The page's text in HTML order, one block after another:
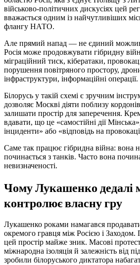
військово-політичних дискусіях цей
вважається одним із найчутливіших
флангу НАТО.
Але прямий напад — не єдиний
Росія може продовжувати гібридну
міграційний тиск, кібератаки,
порушення повітряного простору,
інфраструктури, інформаційні операції.
Білорусь у такій схемі є зручним
дозволяє Москві діяти поблизу
залишати простір для заперечення.
вдавати, що це «самостійні дії
інциденти» або «відповідь на
Саме так працює гібридна війна: вона
починається з танків. Часто вона
невизначеності.
Чому Лукашенко дедалі
контролює власну гру
Лукашенко роками намагався
окремого гравця між Росією і Заходом.
цей простір майже зник. Масові
міжнародна ізоляція й залежність від
зробили білоруського диктатора